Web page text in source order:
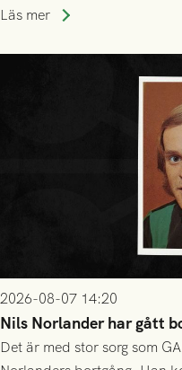
Läs mer
2026-08-07 14:20
Nils Norlander har gått
Det är med stor sorg som